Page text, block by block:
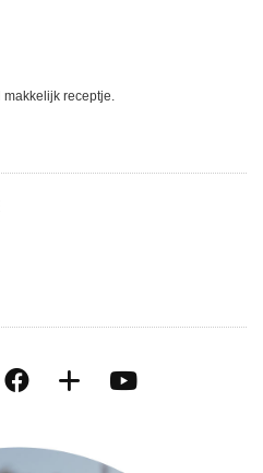
makkelijk receptje.